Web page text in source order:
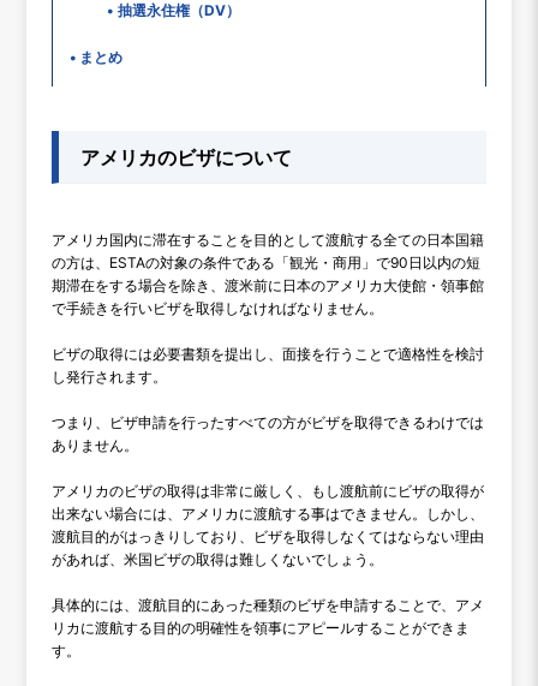
抽選永住権（DV）
まとめ
アメリカのビザについて
アメリカ国内に滞在することを目的として渡航する全ての日本国籍
の方は、ESTAの対象の条件である「観光・商用」で90日以内の短
期滞在をする場合を除き、渡米前に日本のアメリカ大使館・領事館
で手続きを行いビザを取得しなければなりません。
ビザの取得には必要書類を提出し、面接を行うことで適格性を検討
し発行されます。
つまり、ビザ申請を行ったすべての方がビザを取得できるわけでは
ありません。
アメリカのビザの取得は非常に厳しく、もし渡航前にビザの取得が
出来ない場合には、アメリカに渡航する事はできません。しかし、
渡航目的がはっきりしており、ビザを取得しなくてはならない理由
があれば、米国ビザの取得は難しくないでしょう。
具体的には、渡航目的にあった種類のビザを申請することで、アメ
リカに渡航する目的の明確性を領事にアピールすることができま
す。